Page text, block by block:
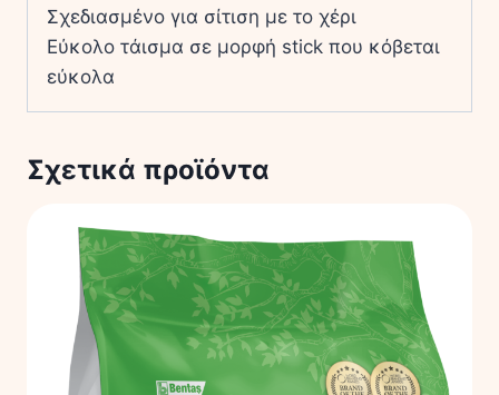
3x10gr
ποσότητα
Σχεδιασμένο για σίτιση με το χέρι
Εύκολο τάισμα σε μορφή stick που κόβεται
εύκολα
Σχετικά προϊόντα